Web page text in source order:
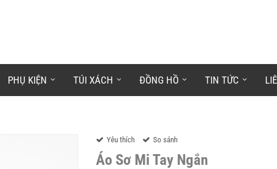
PHỤ KIỆN TÚI XÁCH ĐỒNG HỒ TIN TỨC
Yêu thích So sánh
Áo Sơ Mi Tay Ngắn